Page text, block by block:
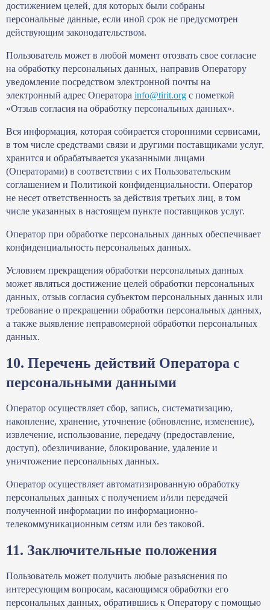
достижением целей, для которых были собраны
персональные данные, если иной срок не предусмотрен
действующим законодательством.
Пользователь может в любой момент отозвать свое согласие
на обработку персональных данных, направив Оператору
уведомление посредством электронной почты на
электронный адрес Оператора info@tirit.org с пометкой
«Отзыв согласия на обработку персональных данных».
Вся информация, которая собирается сторонними сервисами,
в том числе средствами связи и другими поставщиками услуг,
хранится и обрабатывается указанными лицами
(Операторами) в соответствии с их Пользовательским
соглашением и Политикой конфиденциальности. Оператор
не несет ответственность за действия третьих лиц, в том
числе указанных в настоящем пункте поставщиков услуг.
Оператор при обработке персональных данных обеспечивает
конфиденциальность персональных данных.
Условием прекращения обработки персональных данных
может являться достижение целей обработки персональных
данных, отзыв согласия субъектом персональных данных или
требование о прекращении обработки персональных данных,
а также выявление неправомерной обработки персональных
данных.
10. Перечень действий Оператора с
персональными данными
Оператор осуществляет сбор, запись, систематизацию,
накопление, хранение, уточнение (обновление, изменение),
извлечение, использование, передачу (предоставление,
доступ), обезличивание, блокирование, удаление и
уничтожение персональных данных.
Оператор осуществляет автоматизированную обработку
персональных данных с получением и/или передачей
полученной информации по информационно-
телекоммуникационным сетям или без таковой.
11. Заключительные положения
Пользователь может получить любые разъяснения по
интересующим вопросам, касающимся обработки его
персональных данных, обратившись к Оператору с помощью